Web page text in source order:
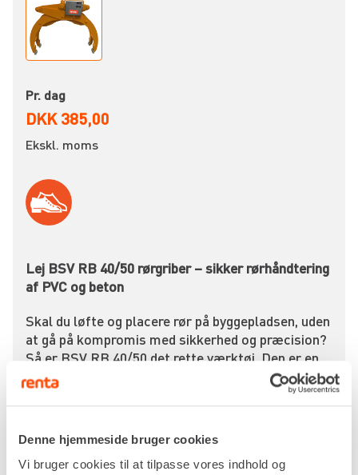
Denne hjemmeside bruger cookies
Vi bruger cookies til at tilpasse vores indhold og
Pr. dag
DKK 385,00
Ekskl. moms
Lej BSV RB 40/50 rørgriber – sikker rørhåndtering
af PVC og beton
Skal du løfte og placere rør på byggepladsen, uden
at gå på kompromis med sikkerhed og præcision?
Så er BSV RB 40/50 det rette værktøj. Den er en
mekanisk rørgriber til professionel brug – skabt til
midlertidig håndtering af PVC- og betonrør i den
Med en løftekapacitet på op til 1.000 kg og
mulighed for at håndtere rør med diameter fra